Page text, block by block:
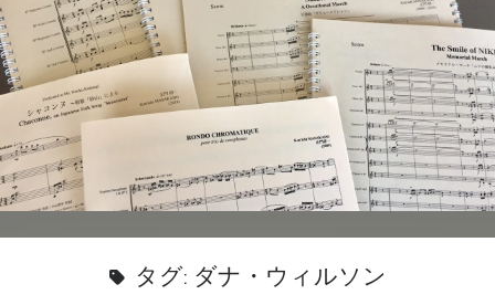
タグ: ダナ・ウィルソン